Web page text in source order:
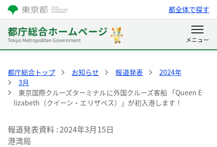
都全体で探す
都庁総合トップ お知らせ 報道発表
2024年
3月
東京国際クルーズターミナルに外国クルーズ客船 「Queen E
lizabeth（クイーン・エリザベス）」が初入港します！
報道発表資料 2024年3月15日
港湾局